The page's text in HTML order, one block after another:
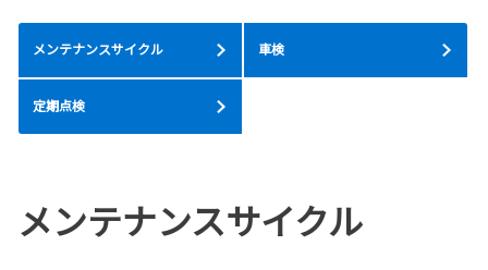
メンテナンスサイクル 車検
定期点検
メンテナンスサイクル